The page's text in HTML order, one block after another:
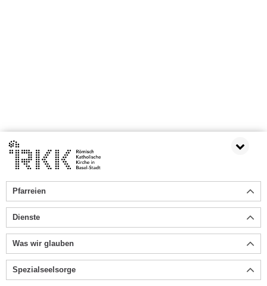
Pfarreien
Dienste
Was wir glauben
Spezialseelsorge